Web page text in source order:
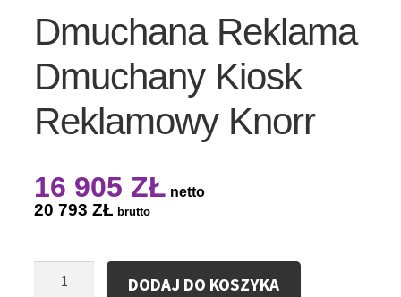
Dmuchana Reklama
Dmuchany Kiosk
Reklamowy Knorr
16 905 ZŁ netto
20 793 ZŁ brutto
DODAJ DO KOSZYKA